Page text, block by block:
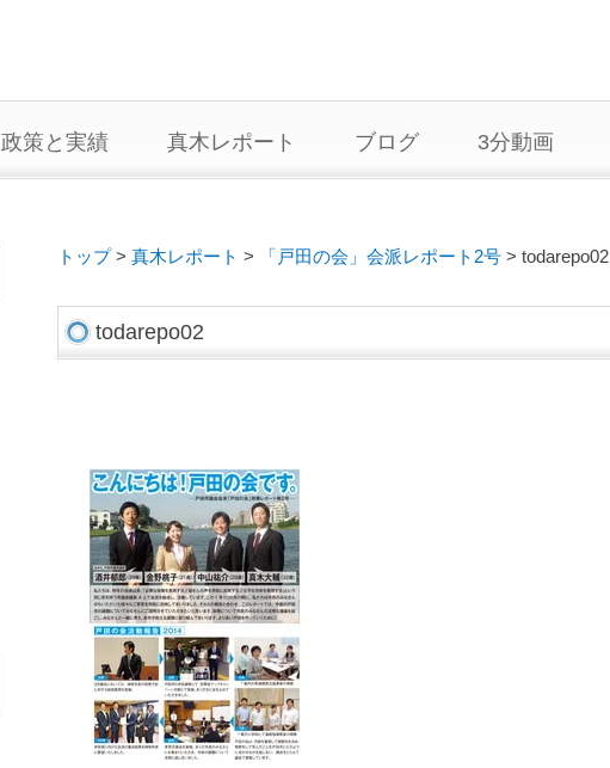
政策と実績 真木レポート ブログ 3分動画
トップ> 真木レポート > 「戸田の会」会派レポート2号 > todarepo02
todarepo02